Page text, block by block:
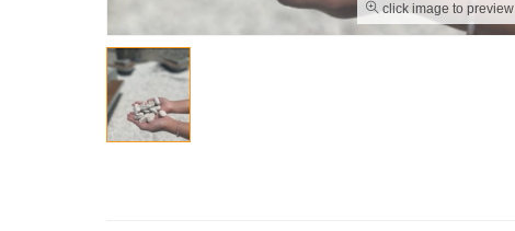
click image to preview